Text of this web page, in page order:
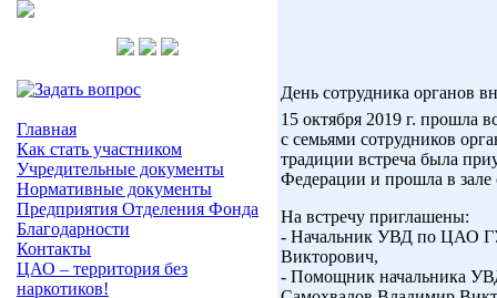
Главная
Как стать участником
Учредительные документы
Нормативные документы
Предприятия Отделения Фонда
Благодарности
Контакты
ЦАО – территория без
наркотиков!
День сотрудника органов
15 октября 2019 г.
с семьями сотрудников
традиции встреча была
Федерации и прошла в
На встречу приглашены:
- Начальник УВД по ЦАО
Викторович,
- Помощник начальника